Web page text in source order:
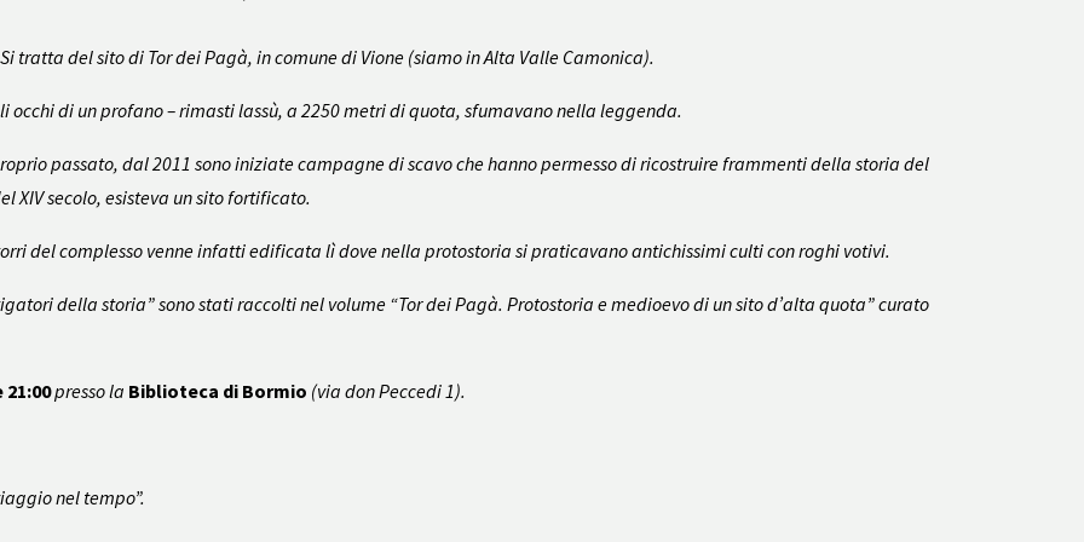
tratta del sito di Tor dei Pagà, in comune di Vione (siamo in Alta Valle Camonica).
di un profano – rimasti lassù, a 2250 metri di quota, sfumavano nella leggenda.
passato, dal 2011 sono iniziate campagne di scavo che hanno permesso di ricostruire frammenti della storia del
XIV secolo, esisteva un sito fortificato.
del complesso venne infatti edificata lì dove nella protostoria si praticavano antichissimi culti con roghi votivi.
della storia” sono stati raccolti nel volume “Tor dei Pagà. Protostoria e medioevo di un sito d’alta quota” curato
21:00presso la Biblioteca di Bormio (via don Peccedi 1).
nel tempo”.